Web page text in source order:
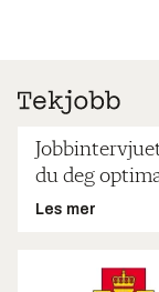
du deg
Les mer